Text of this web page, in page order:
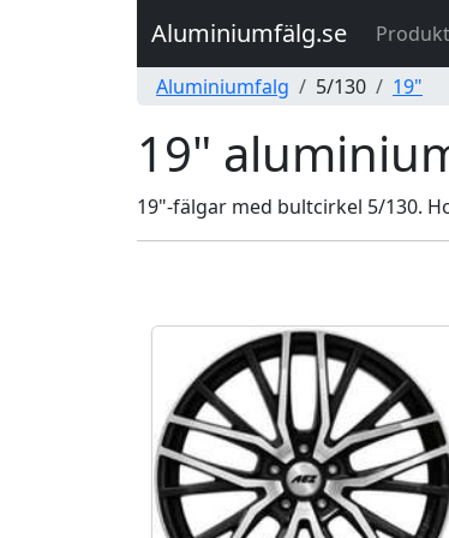
Aluminiumfälg.se
Aluminiumfalg
5/130 19"
19"
19"-fälgar med bultcirkel 5/130.